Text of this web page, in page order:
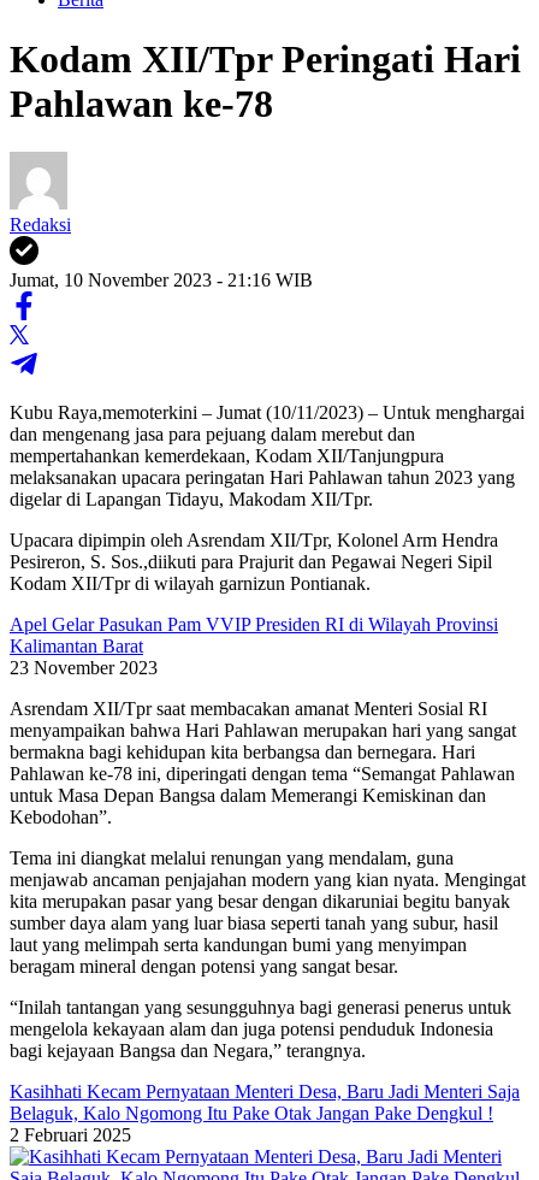
Kodam XII/Tpr Peringati Hari
Pahlawan ke-78
Redaksi
Jumat, 10 November 2023 - 21:16 WIB
Kubu Raya,memoterkini – Jumat (10/11/2023) – Untuk menghargai
dan mengenang jasa para pejuang dalam merebut dan
mempertahankan kemerdekaan, Kodam XII/Tanjungpura
melaksanakan upacara peringatan Hari Pahlawan tahun 2023 yang
digelar di Lapangan Tidayu, Makodam XII/Tpr.
Upacara dipimpin oleh Asrendam XII/Tpr, Kolonel Arm Hendra
Pesireron, S. Sos.,diikuti para Prajurit dan Pegawai Negeri Sipil
Kodam XII/Tpr di wilayah garnizun Pontianak.
Apel Gelar Pasukan Pam VVIP Presiden RI di Wilayah Provinsi
Kalimantan Barat
23 November 2023
Asrendam XII/Tpr saat membacakan amanat Menteri Sosial RI
menyampaikan bahwa Hari Pahlawan merupakan hari yang sangat
bermakna bagi kehidupan kita berbangsa dan bernegara. Hari
Pahlawan ke-78 ini, diperingati dengan tema “Semangat Pahlawan
untuk Masa Depan Bangsa dalam Memerangi Kemiskinan dan
Kebodohan”.
Tema ini diangkat melalui renungan yang mendalam, guna
menjawab ancaman penjajahan modern yang kian nyata. Mengingat
kita merupakan pasar yang besar dengan dikaruniai begitu banyak
sumber daya alam yang luar biasa seperti tanah yang subur, hasil
laut yang melimpah serta kandungan bumi yang menyimpan
beragam mineral dengan potensi yang sangat besar.
“Inilah tantangan yang sesungguhnya bagi generasi penerus untuk
mengelola kekayaan alam dan juga potensi penduduk Indonesia
bagi kejayaan Bangsa dan Negara,” terangnya.
Kasihhati Kecam Pernyataan Menteri Desa, Baru Jadi Menteri Saja
Belaguk, Kalo Ngomong Itu Pake Otak Jangan Pake Dengkul !
2 Februari 2025